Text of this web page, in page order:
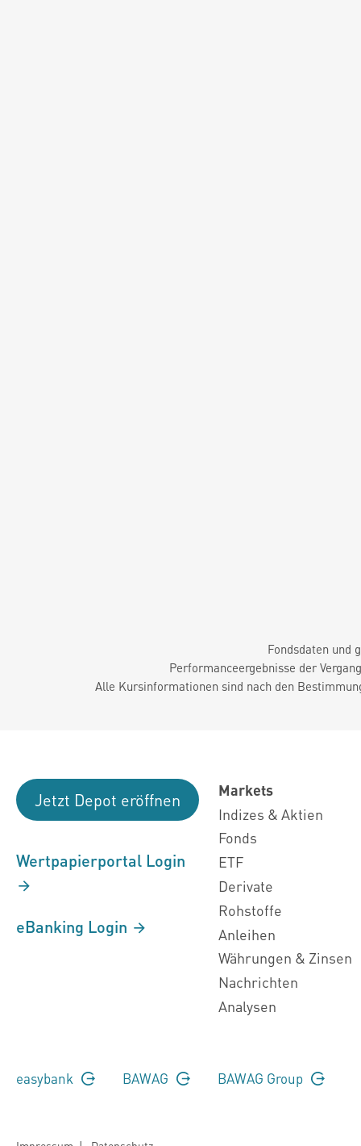
Fondsdaten und
Performanceergebnisse der
Alle Kursinformationen sind nach den
Jetzt Depot eröffnen
Wertpapierportal Login
eBanking Login
Markets
Indizes & Aktien
Fonds
ETF
Derivate
Rohstoffe
Anleihen
Währungen & Zinsen
Nachrichten
Analysen
easybank BAWAG BAWAG Group